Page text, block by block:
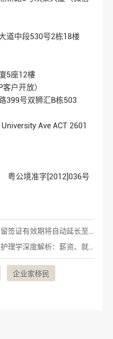
道中段530号2栋18楼
5座12樓
户开放）
399号双狮汇B栋503
Ave ACT 2601
公境准字[2012]036号
好消息！葡萄牙居留签证有效期将自动延长至2025年6月！
澳洲热门留学专业护理学深度解析：薪资、就业与移民全攻略
企业家移民